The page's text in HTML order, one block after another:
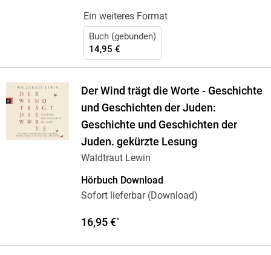
Ein weiteres Format
Buch (gebunden)
14,95 €
Der Wind trägt die Worte - Geschichte
und Geschichten der Juden:
Geschichte und Geschichten der
Juden. gekürzte Lesung
Waldtraut Lewin
Hörbuch Download
Sofort lieferbar (Download)
16,95 €*